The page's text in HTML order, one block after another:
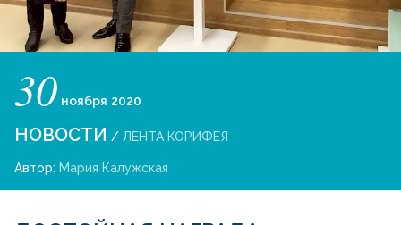
30 ноября 2020
НОВОСТИ / ЛЕНТА КОРИФЕЯ
Автор: Мария Калужская